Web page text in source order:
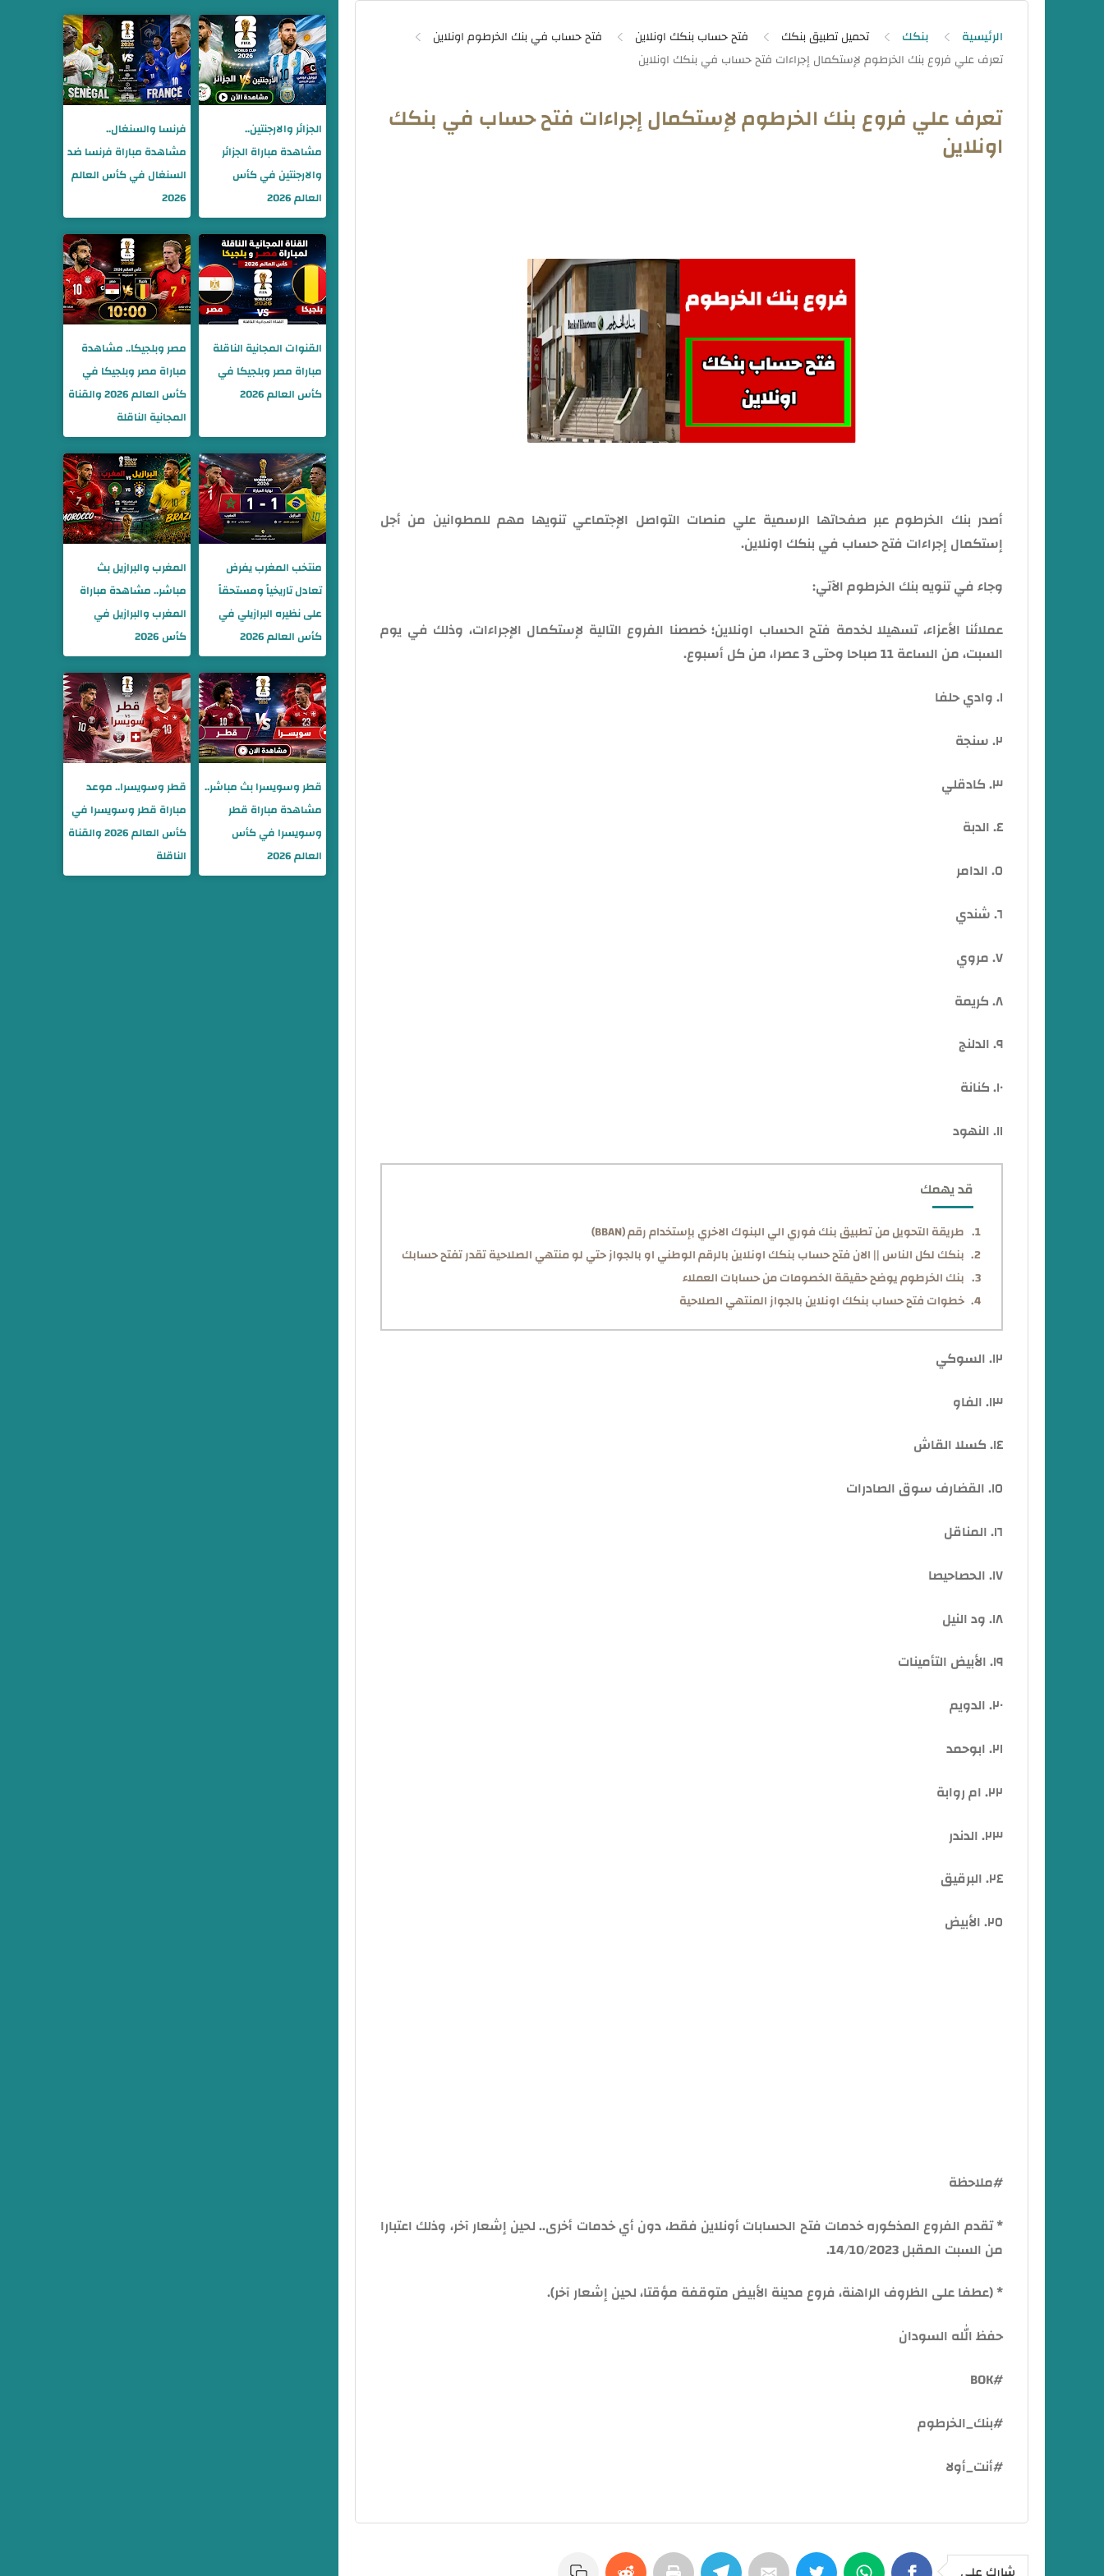
الرئيسية بنكك تحميل تطبيق بنكك فتح حساب بنكك اونلاين فتح حساب في بنك الخرطوم اونلاين
تعرف علي فروع بنك الخرطوم لإستكمال إجراءات فتح حساب في بنكك
اونلاين
أصدر بنك الخرطوم عبر صفحاتها الرسمية علي منصات التواصل الإجتماعي تنويها مهم للمطوانين من أجل
إستكمال إجراءات فتح حساب في بنكك اونلاين.
وجاء في تنويه بنك الخرطوم الآتي:
عملائنا الأعزاء، تسهيلا لخدمة فتح الحساب اونلاين؛ خصصنا الفروع التالية لإستكمال الإجراءات، وذلك في يوم
السبت، من الساعة 11 صباحا وحتى 3 عصرا، من كل أسبوع.
١. وادي حلفا
٢. سنجة
٣. كادقلي
٤. الدبة
٥. الدامر
٦. شندي
٧. مروي
٨. كريمة
٩. الدلنج
١٠. كنانة
١١. النهود
قد يهمك
طريقة التحويل من تطبيق بنك فوري الي البنوك الاخري بإستخدام رقم (BBAN)
بنكك لكل الناس || الان فتح حساب بنكك اونلاين بالرقم الوطني او بالجواز حتي لو منتهي الصلاحية تقدر تفتح حسابك
بنك الخرطوم يوضح حقيقة الخصومات من حسابات العملاء
خطوات فتح حساب بنكك اونلاين بالجواز المنتهي الصلاحية
١٢. السوكي
١٣. الفاو
١٤. كسلا القاش
١٥. القضارف سوق الصادرات
١٦. المناقل
١٧. الحصاحيصا
١٨. ود النيل
١٩. الأبيض التأمينات
٢٠. الدويم
٢١. ابوحمد
٢٢. ام روابة
٢٣. الدندر
٢٤. البرقيق
٢٥. الأبيض
#ملاحظة
* تقدم الفروع المذكوره خدمات فتح الحسابات أونلاين فقط، دون أي خدمات أخرى.. لحين إشعار آخر، وذلك اعتبارا
من السبت المقبل 14/10/2023.
* (عطفا على الظروف الراهنة، فروع مدينة الأبيض متوقفة مؤقتا، لحين إشعار آخر).
حفظ الله السودان
#BOK
#بنك_الخرطوم
#أنت_أولا
الجزائر والارجنتين..
مشاهدة مباراة الجزائر
والارجنتين في كأس
العالم 2026
فرنسا والسنغال..
مشاهدة مباراة فرنسا ضد
السنغال في كأس العالم
2026
القنوات المجانية الناقلة
مباراة مصر وبلجيكا في
كأس العالم 2026
مصر وبلجيكا.. مشاهدة
مباراة مصر وبلجيكا في
كأس العالم 2026 والقناة
المجانية الناقلة
منتخب المغرب يفرض
تعادل تاريخياً ومستحقاً
على نظيره البرازيلي في
كأس العالم 2026
المغرب والبرازيل بث
مباشر.. مشاهدة مباراة
المغرب والبرازيل في
كأس 2026
قطر وسويسرا بث مباشر..
مشاهدة مباراة قطر
وسويسرا في كأس
العالم 2026
قطر وسويسرا.. موعد
مباراة قطر وسويسرا في
كأس العالم 2026 والقناة
الناقلة